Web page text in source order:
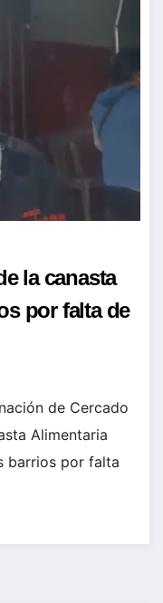
la canasta
por falta de
de Cercado
Alimentaria
barrios por falta